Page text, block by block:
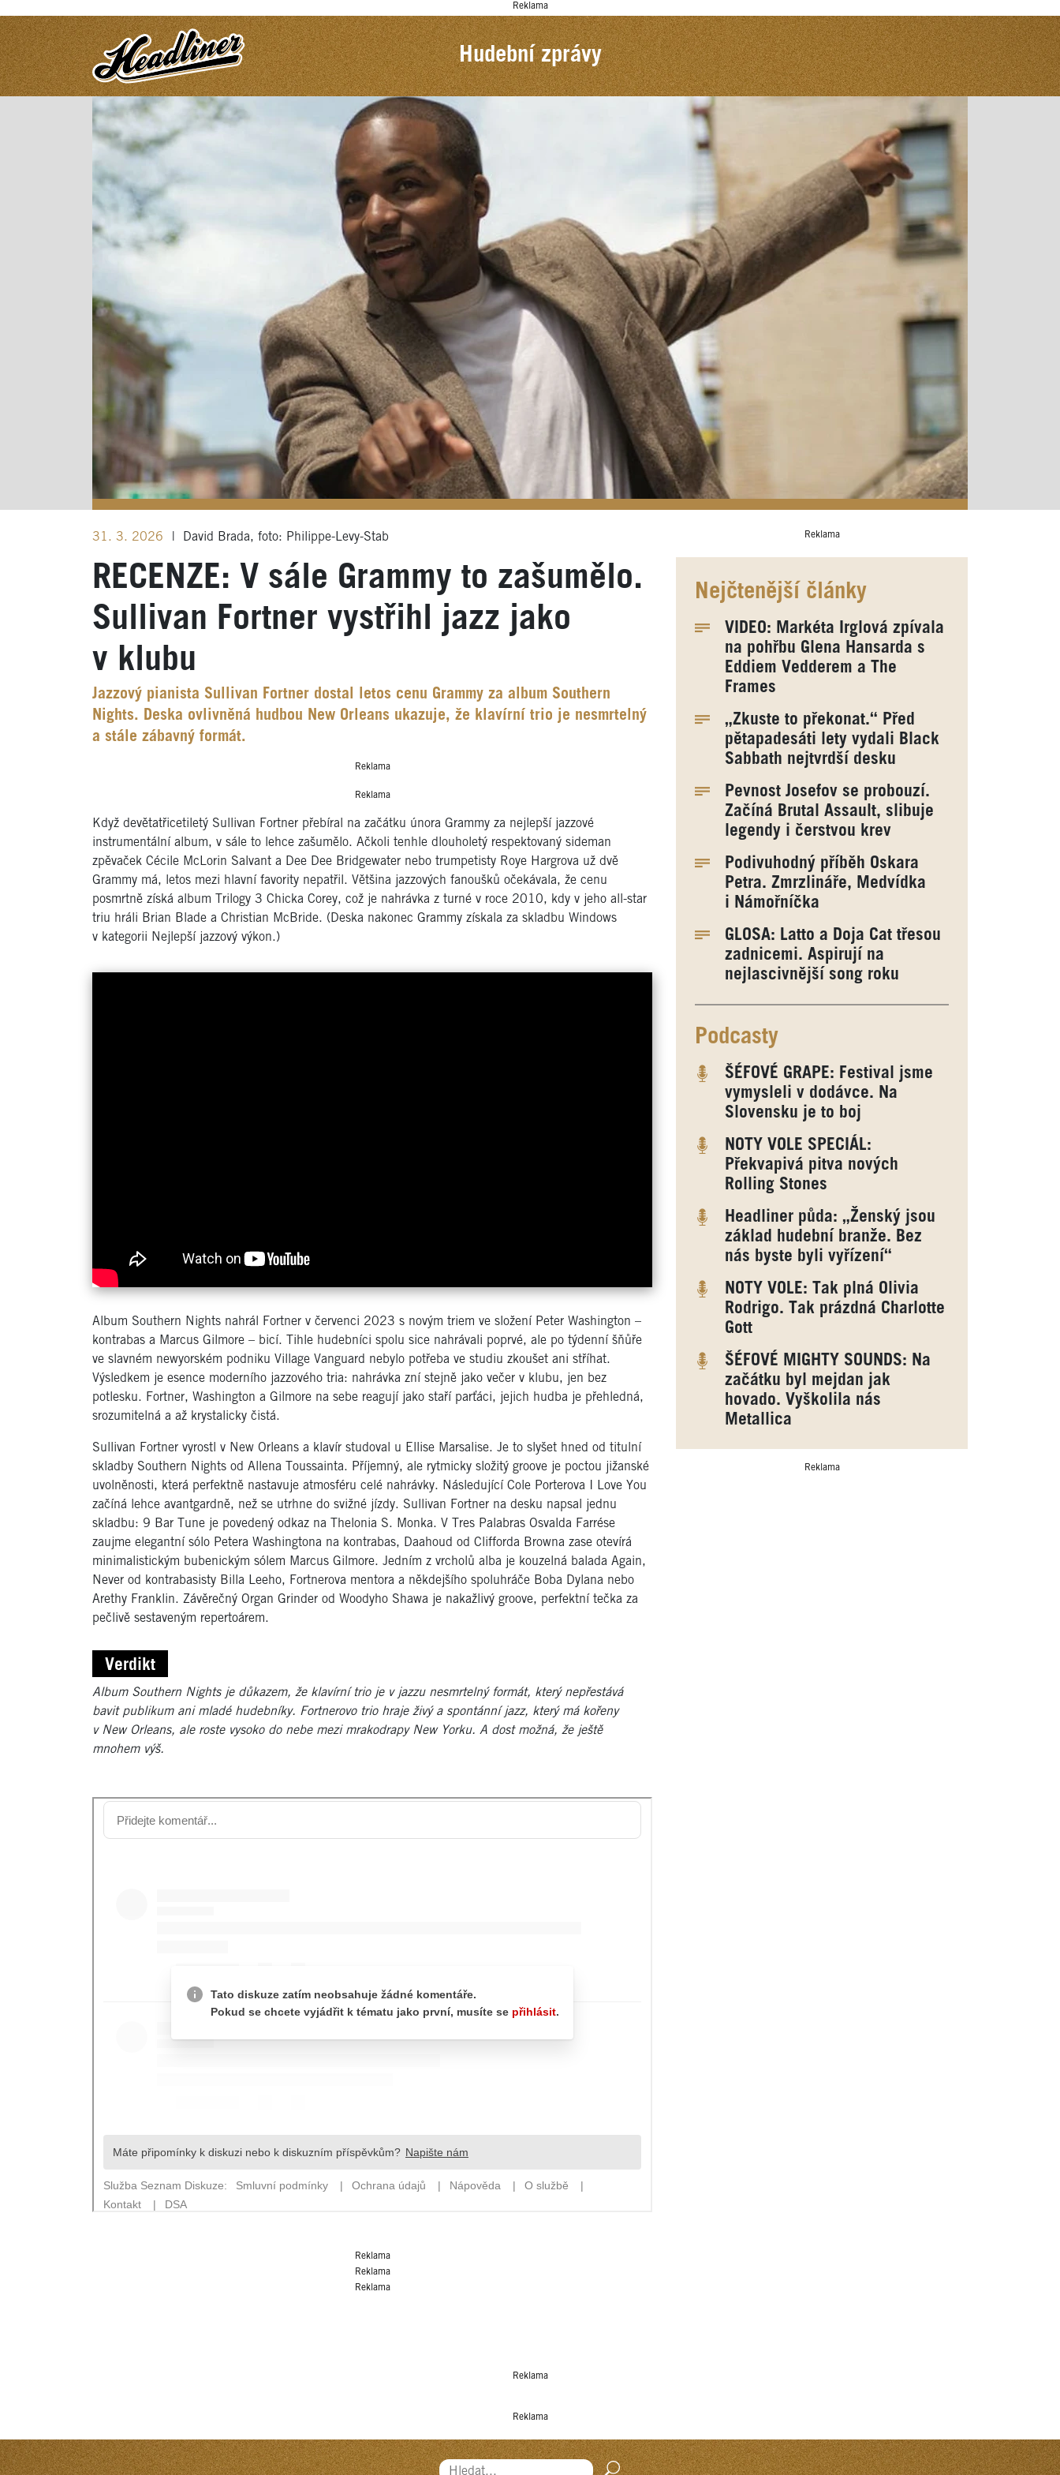
Reklama
Hudební zprávy
31. 3. 2026 David Brada, foto: Philippe-Levy-Stab
RECENZE: V sále Grammy to zašumělo.
Sullivan Fortner vystřihl jazz jako
v klubu
Jazzový pianista Sullivan Fortner dostal letos cenu Grammy za album Southern
Nights. Deska ovlivněná hudbou New Orleans ukazuje, že klavírní trio je nesmrtelný
a stále zábavný formát.
Reklama
Reklama
Když devětatřicetiletý Sullivan Fortner přebíral na začátku února Grammy za nejlepší jazzové
instrumentální album, v sále to lehce zašumělo. Ačkoli tenhle dlouholetý respektovaný sideman
zpěvaček Cécile McLorin Salvant a Dee Dee Bridgewater nebo trumpetisty Roye Hargrova už dvě
Grammy má, letos mezi hlavní favority nepatřil. Většina jazzových fanoušků očekávala, že cenu
posmrtně získá album Trilogy 3 Chicka Corey, což je nahrávka z turné v roce 2010, kdy v jeho all-star
triu hráli Brian Blade a Christian McBride. (Deska nakonec Grammy získala za skladbu Windows
v kategorii Nejlepší jazzový výkon.)
Album Southern Nights nahrál Fortner v červenci 2023 s novým triem ve složení Peter Washington –
kontrabas a Marcus Gilmore – bicí. Tihle hudebníci spolu sice nahrávali poprvé, ale po týdenní šňůře
ve slavném newyorském podniku Village Vanguard nebylo potřeba ve studiu zkoušet ani stříhat.
Výsledkem je esence moderního jazzového tria: nahrávka zní stejně jako večer v klubu, jen bez
potlesku. Fortner, Washington a Gilmore na sebe reagují jako staří parťáci, jejich hudba je přehledná,
srozumitelná a až krystalicky čistá.
Sullivan Fortner vyrostl v New Orleans a klavír studoval u Ellise Marsalise. Je to slyšet hned od titulní
skladby Southern Nights od Allena Toussainta. Příjemný, ale rytmicky složitý groove je poctou jižanské
uvolněnosti, která perfektně nastavuje atmosféru celé nahrávky. Následující Cole Porterova I Love You
začíná lehce avantgardně, než se utrhne do svižné jízdy. Sullivan Fortner na desku napsal jednu
skladbu: 9 Bar Tune je povedený odkaz na Thelonia S. Monka. V Tres Palabras Osvalda Farrése
zaujme elegantní sólo Petera Washingtona na kontrabas, Daahoud od Clifforda Browna zase otevírá
minimalistickým bubenickým sólem Marcus Gilmore. Jedním z vrcholů alba je kouzelná balada Again,
Never od kontrabasisty Billa Leeho, Fortnerova mentora a někdejšího spoluhráče Boba Dylana nebo
Arethy Franklin. Závěrečný Organ Grinder od Woodyho Shawa je nakažlivý groove, perfektní tečka za
pečlivě sestaveným repertoárem.
Verdikt
Album Southern Nights je důkazem, že klavírní trio je v jazzu nesmrtelný formát, který nepřestává
bavit publikum ani mladé hudebníky. Fortnerovo trio hraje živý a spontánní jazz, který má kořeny
v New Orleans, ale roste vysoko do nebe mezi mrakodrapy New Yorku. A dost možná, že ještě
mnohem výš.
Reklama
Reklama
Reklama
Reklama
Nejčtenější články
VIDEO: Markéta Irglová zpívala
na pohřbu Glena Hansarda s
Eddiem Vedderem a The
Frames
„Zkuste to překonat.“ Před
pětapadesáti lety vydali Black
Sabbath nejtvrdší desku
Pevnost Josefov se probouzí.
Začíná Brutal Assault, slibuje
legendy i čerstvou krev
Podivuhodný příběh Oskara
Petra. Zmrzlináře, Medvídka
i Námořníčka
GLOSA: Latto a Doja Cat třesou
zadnicemi. Aspirují na
nejlascivnější song roku
Podcasty
ŠÉFOVÉ GRAPE: Festival jsme
vymysleli v dodávce. Na
Slovensku je to boj
NOTY VOLE SPECIÁL:
Překvapivá pitva nových
Rolling Stones
Headliner půda: „Ženský jsou
základ hudební branže. Bez
nás byste byli vyřízení“
NOTY VOLE: Tak plná Olivia
Rodrigo. Tak prázdná Charlotte
Gott
ŠÉFOVÉ MIGHTY SOUNDS: Na
začátku byl mejdan jak
hovado. Vyškolila nás
Metallica
Reklama
Reklama
Reklama